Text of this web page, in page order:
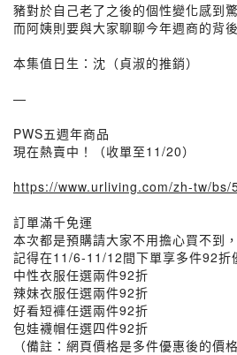
豬對於自己老了之後的個性變化感到
而阿姨則要與大家聊聊今年週商的背
本集值日生：沈（貞淑的推銷）
—
PWS五週年商品
現在熱賣中！（收單至11/20）
https://www.urliving.com/zh-tw/bs/
訂單滿千免運
本次都是預購請大家不用擔心買不到，
記得在11/6-11/12間下單享多件92折
中性衣服任選兩件92折
辣妹衣服任選兩件92折
好看短褲任選兩件92折
包娃襪帽任選四件92折
（備註：網頁價格是多件優惠後的價格